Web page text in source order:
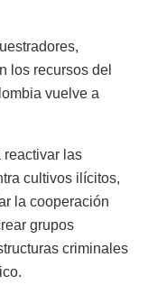
los recursos del
vuelve a
reactivar las
cultivos ilícitos,
la cooperación
grupos
criminales